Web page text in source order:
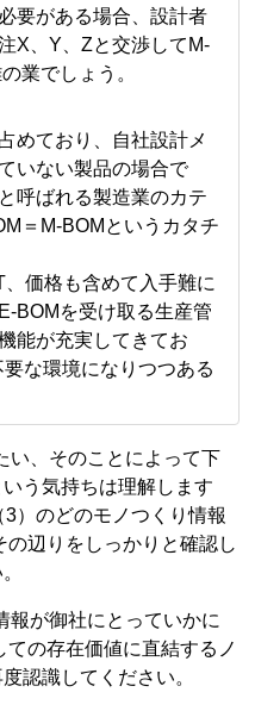
要がある場合、設計者
X、Y、Zと交渉してM-
業でしょう。
めており、自社設計メ
いない製品の場合で
呼ばれる製造業のカテ
＝M-BOMというカタチ
価格も含めて入手難に
BOMを受け取る生産管
能が充実してきてお
な環境になりつつある
い、そのことによって下
う気持ちは理解します
）のどのモノつくり情報
辺りをしっかりと確認し
報が御社にとっていかに
の存在価値に直結するノ
認識してください。